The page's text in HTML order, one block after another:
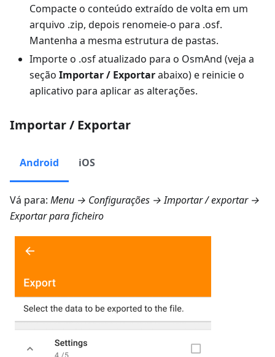
Compacte o conteúdo extraído de volta em um
arquivo .zip, depois renomeie-o para .osf.
Mantenha a mesma estrutura de pastas.
Importe o .osf atualizado para o OsmAnd (veja a
seção Importar / Exportarabaixo) e reinicie o
aplicativo para aplicar as alterações.
Importar / Exportar
Android iOS
Vá para: Menu → Configurações → Importar / exportar →
Exportar para ficheiro